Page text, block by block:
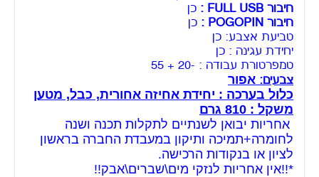
חיבור FULL USB :
כן
חיבור POGOPIN :
כן
טביעת אצבע: כן
יחידת עגינה : כן
טמפרטורת עבודה : -20 + 55
צבעים: אפור
כלול בערכה : יחידת אחיזה אחורית, כבל, מטען
משקל : 810 גרם
אחריות יבואן לשנתיים לתקלות תכנה ושנה
לחומרה+תמיכה ותיקון במעבדת החברה בראשון
לציון או בנקודות הרכישה.
*!!אין אחריות לנזקי מים\שברים\אבק!!